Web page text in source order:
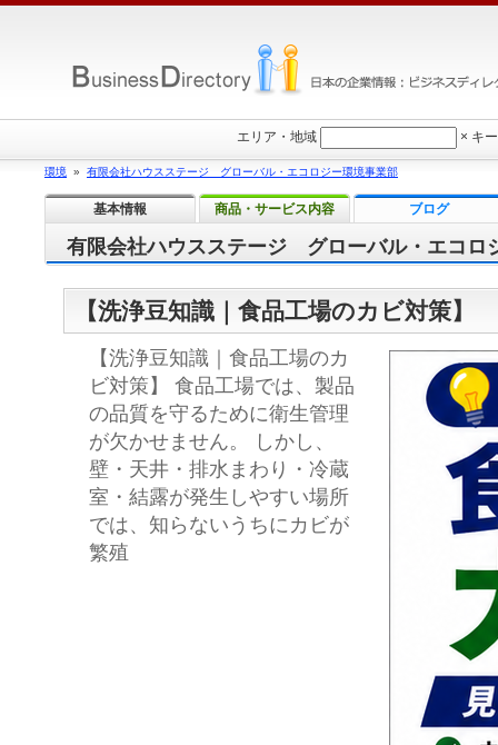
有限会社ハウスステージ グローバル・エコロ
【洗浄豆知識｜食品工場のカビ対策】
【洗浄豆知識｜食品工場のカ
ビ対策】 食品工場では、製品
の品質を守るために衛生管理
が欠かせません。 しかし、
壁・天井・排水まわり・冷蔵
室・結露が発生しやすい場所
では、知らないうちにカビが
繁殖
エリア・地域 × キ
環境 » 有限会社ハウスステージ グローバル・エコロジー環境事業部
基本情報 商品・サービス内容 ブログ